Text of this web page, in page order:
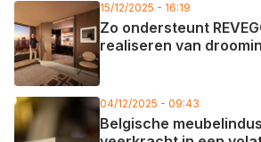
15/12/2025 - 16:19
Zo ondersteunt
realiseren van
04/12/2025 - 09:43
Belgische